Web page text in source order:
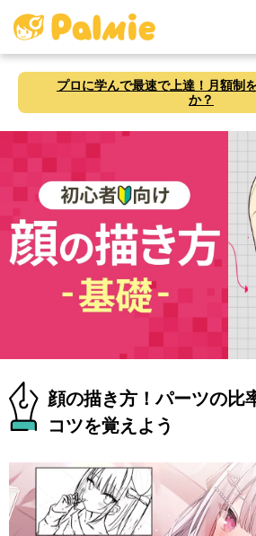
プロに学んで最速で上達！月額制
か？
顔の描き方！パーツの比
コツを覚えよう